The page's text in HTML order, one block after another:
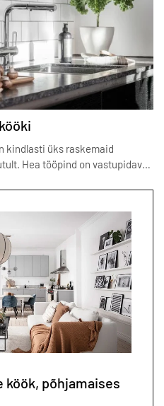
kindlasti üks raskemaid
Hea tööpind on vastupidav…
põhjamaises